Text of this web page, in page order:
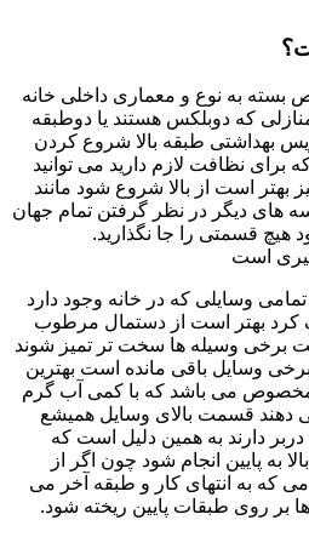
به نوع و معماری داخلی خانه
که دوبلکس هستند یا دوطبقه
بهداشتی طبقه بالا شروع کردن
نظافت لازم دارید می توانید
بهتر است از بالا شروع شود مانند
های دیگر در نظر گرفتن تمام جهان
هیچ قسمتی را جا نگذارید.
است
وسایلی که در خانه وجود دارد
کرد بهتر است از دستمال مرطوب
برخی وسیله ها سخت تر تمیز شوند
برخی وسایل باقی مانده است بهترین
مخصوص می باشد که با کمی آب گرم
دهند قسمت بالای وسایل همیشع
دارند به همین دلیل است که
به پایین انجام شود چون اگر از
که به انتهای کار و طبقه آخر می
روی طبقات پایین ریخته شود.